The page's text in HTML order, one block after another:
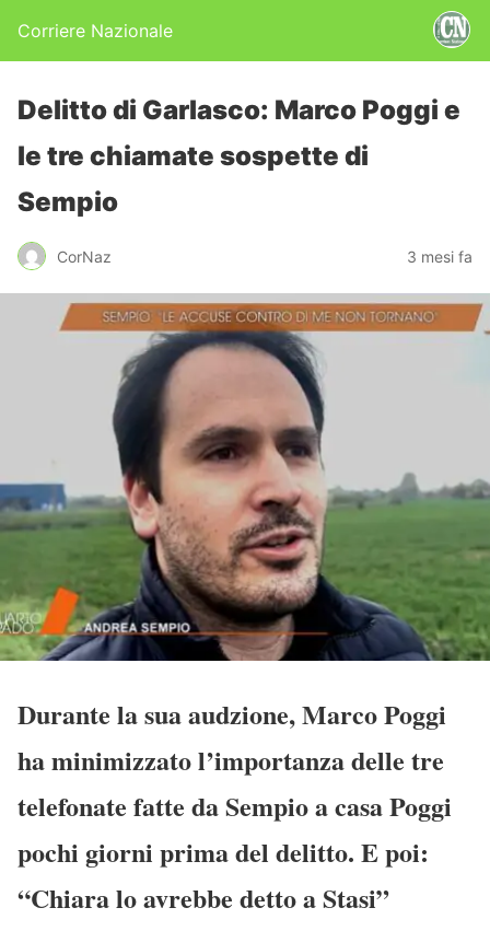
Corriere Nazionale
Delitto di Garlasco: Marco Poggi e
le tre chiamate sospette di
Sempio
CorNaz 3 mesi fa
Durante la sua audzione, Marco Poggi
ha minimizzato l’importanza delle tre
telefonate fatte da Sempio a casa Poggi
pochi giorni prima del delitto. E poi:
“Chiara lo avrebbe detto a Stasi”